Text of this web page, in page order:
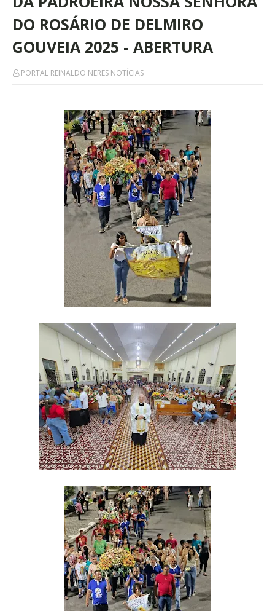
DO ROSÁRIO DE DELMIRO
GOUVEIA 2025 - ABERTURA
PORTAL REINALDO NERES NOTÍCIAS